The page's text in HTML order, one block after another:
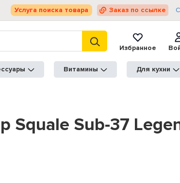
Услуга поиска товара Заказ по ссылке
Избранное
Витамины Для кухни
Squale Sub-37